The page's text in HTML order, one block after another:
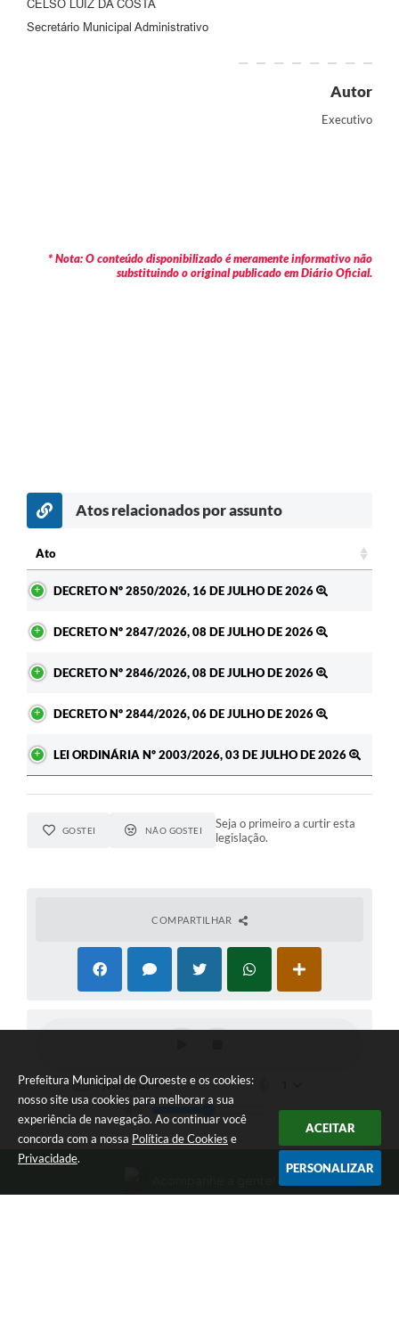
Prefeitura Municipal de Ouroeste e os cookies:
nosso site usa cookies para melhorar a sua
experiência de navegação. Ao continuar você
concorda com a nossa Política de Cookies e
Privacidade.
ACEITAR
PERSONALIZAR
CELSO LUIZ DA COSTA
Secretário Municipal Administrativo
Autor
Executivo
* Nota: O conteúdo disponibilizado é meramente informativo não
substituindo o original publicado em Diário Oficial.
Atos relacionados por assunto
Ato
DECRETO Nº 2850/2026, 16 DE JULHO DE 2026
DECRETO Nº 2847/2026, 08 DE JULHO DE 2026
DECRETO Nº 2846/2026, 08 DE JULHO DE 2026
DECRETO Nº 2844/2026, 06 DE JULHO DE 2026
LEI ORDINÁRIA Nº 2003/2026, 03 DE JULHO DE 2026
GOSTEI NÃO GOSTEI
Seja o primeiro a curtir esta
legislação.
COMPARTILHAR